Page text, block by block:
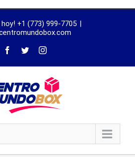
hoy! +1 (773) 999-7705 |